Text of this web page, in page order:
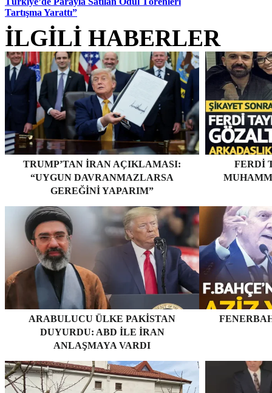
Tartışma Yarattı”
İLGİLİ HABERLER
TRUMP’TAN İRAN AÇIKLAMASI:
“UYGUN DAVRANMAZLARSA
GEREĞINI YAPARIM”
FERDI
ARABULUCU ÜLKE PAKISTAN
DUYURDU: ABD ILE İRAN
ANLAŞMAYA VARDI